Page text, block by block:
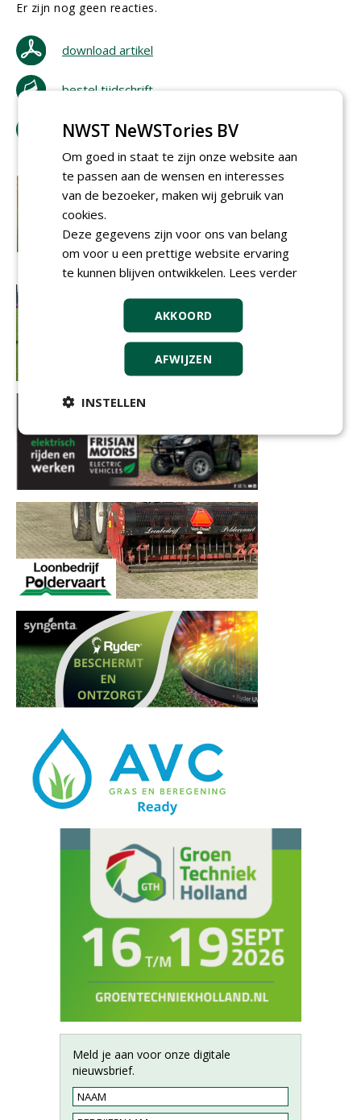
Er zijn nog geen reacties.
download artikel
bestel tijdschrift
tip de redactie
Meld je aan voor onze digitale
nieuwsbrief.
NWST NeWSTories BV
Om goed in staat te zijn onze website aan
te passen aan de wensen en interesses
van de bezoeker, maken wij gebruik van
cookies.
Deze gegevens zijn voor ons van belang
om voor u een prettige website ervaring
te kunnen blijven ontwikkelen. Lees verder
AKKOORD
AFWIJZEN
INSTELLEN